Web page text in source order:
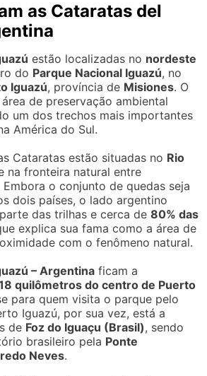
as Cataratas del
estão localizadas no nordeste
do Parque Nacional Iguazú, no
Iguazú, província de Misiones. O
de preservação ambiental
um dos trechos mais importantes
América do Sul.
Cataratas estão situadas no Rio
na fronteira natural entre
Embora o conjunto de quedas seja
dois países, o lado argentino
das trilhas e cerca de80% das
explica sua fama como a área de
com o fenômeno natural.
– Argentina ficam a
quilômetros do centro de Puerto
para quem visita o parque pelo
Iguazú, por sua vez, está a
de Foz do Iguaçu (Brasil), sendo
brasileiro pela Ponte
Neves.